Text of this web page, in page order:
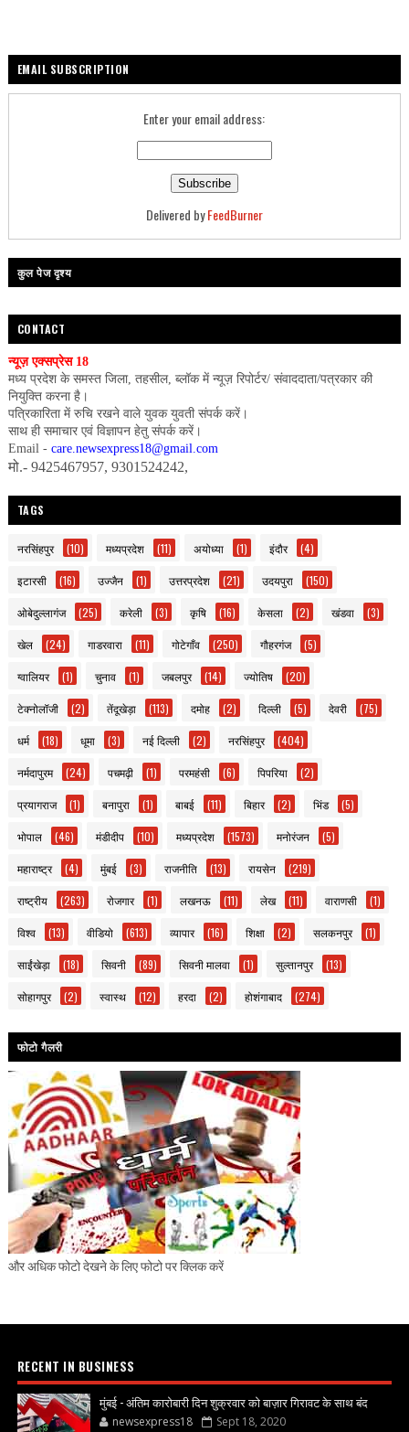
EMAIL SUBSCRIPTION
Enter your email address:
Delivered byFeedBurner
कुल पेज दृश्य
CONTACT
न्यूज़ एक्सप्रेस 18
मध्य प्रदेश के समस्त जिला, तहसील, ब्लॉक में न्यूज़ रिपोर्टर/ संवाददाता/पत्रकार की
नियुक्ति करना है।
पत्रिकारिता में रुचि रखने वाले युवक युवती संपर्क करें।
साथ ही समाचार एवं विज्ञापन हेतु संपर्क करें।
Email - care.newsexpress18@gmail.com
मो.- 9425467957, 9301524242,
TAGS
नरसिंहपुर (10) मध्यप्रदेश (11) अयोध्या (1) इंदौर (4)
इटारसी (16) उज्जैन (1) उत्तरप्रदेश (21) उदयपुरा (150)
ओबेदुल्लागंज (25) करेली (3) कृषि (16) केसला (2) खंडवा (3)
खेल (24) गाडरवारा (11) गोटेगाँव (250) गौहरगंज (5)
ग्वालियर (1) चुनाव (1) जबलपुर (14) ज्योतिष (20)
टेक्नोलॉजी (2) तेंदूखेड़ा (113) दमोह (2) दिल्ली (5) देवरी (75)
धर्म (18) धूमा (3) नई दिल्ली (2) नरसिंहपुर (404)
नर्मदापुरम (24) पचमढ़ी (1) परमहंसी (6) पिपरिया (2)
प्रयागराज (1) बनापुरा (1) बाबई (11) बिहार (2) भिंड (5)
भोपाल (46) मंडीदीप (10) मध्यप्रदेश (1573) मनोरंजन (5)
महाराष्ट्र (4) मुंबई (3) राजनीति (13) रायसेन (219)
राष्ट्रीय (263) रोजगार (1) लखनऊ (11) लेख (11) वाराणसी (1)
विश्व (13) वीडियो (613) व्यापार (16) शिक्षा (2) सलकनपुर (1)
साईंखेड़ा (18) सिवनी (89) सिवनी मालवा (1) सुल्तानपुर (13)
सोहागपुर (2) स्वास्थ (12) हरदा (2) होशंगाबाद (274)
फोटो गैलरी
और अधिक फोटो देखने के लिए फोटो पर क्लिक करें
RECENT IN BUSINESS
मुंबई - अंतिम कारोबारी दिन शुक्रवार को बाज़ार गिरावट के साथ बंद
newsexpress18 Sept 18, 2020